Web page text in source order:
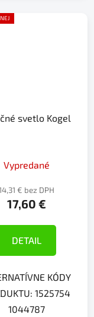
svetlo Kogel
Vypredané
€ bez DPH
17,60 €
DETAIL
KÓDY
1525754
1044787